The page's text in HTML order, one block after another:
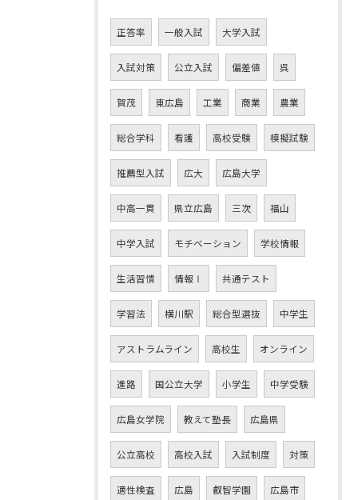
正答率 一般入試 大学入試
入試対策 公立入試 偏差値 呉
賀茂 東広島 工業 商業 農業
総合学科 看護 高校受験 模擬試験
推薦型入試 広大 広島大学
中高一貫 県立広島 三次 福山
中学入試 モチベーション 学校情報
生活習慣 情報Ⅰ 共通テスト
学習法 横川駅 総合型選抜 中学生
アストラムライン 高校生 オンライン
進路 国公立大学 小学生 中学受験
広島女学院 教えて塾長 広島県
公立高校 高校入試 入試制度 対策
適性検査 広島 叡智学園 広島市